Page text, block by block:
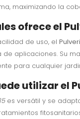
maximizando la
ofrece el
de uso, el
aplicaciones. Su
para cualquier
utilizar el
es versátil y se